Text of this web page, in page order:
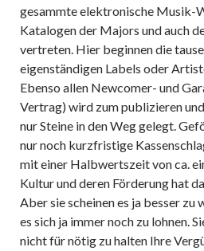
gesammte elektronische Musik-
Katalogen der Majors und auch
vertreten. Hier beginnen die
eigenständigen Labels oder
Ebenso allen Newcomer- und
Vertrag) wird zum publizieren
nur Steine in den Weg gelegt.
nur noch kurzfristige
mit einer Halbwertszeit von ca.
Kultur und deren Förderung hat
Aber sie scheinen es ja besser zu
es sich ja immer noch zu lohnen.
nicht für nötig zu halten Ihre